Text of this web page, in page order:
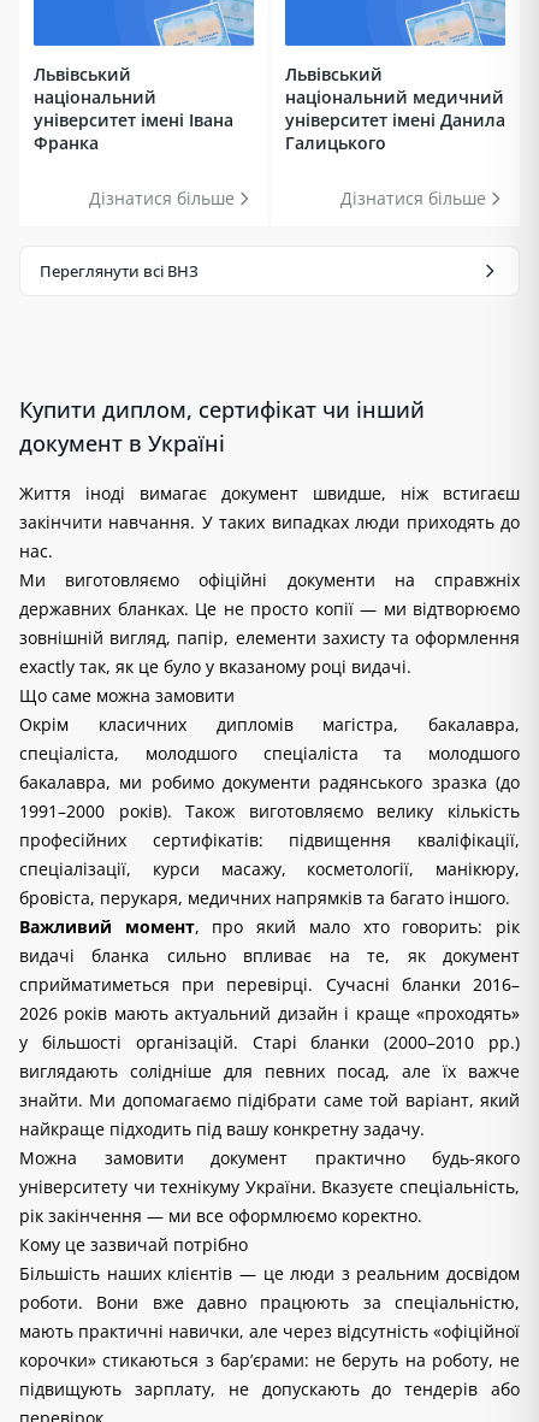
Львівський
національний
університет імені Івана
Франка
Дізнатися більше
Львівський
національний медичний
університет імені Данила
Галицького
Дізнатися більше
Переглянути всі ВНЗ
Купити диплом, сертифікат чи інший
документ в Україні
Життя іноді вимагає документ швидше, ніж встигаєш
закінчити навчання. У таких випадках люди приходять до
нас.
Ми виготовляємо офіційні документи на справжніх
державних бланках. Це не просто копії — ми відтворюємо
зовнішній вигляд, папір, елементи захисту та оформлення
exactly так, як це було у вказаному році видачі.
Що саме можна замовити
Окрім класичних дипломів магістра, бакалавра,
спеціаліста, молодшого спеціаліста та молодшого
бакалавра, ми робимо документи радянського зразка (до
1991–2000 років). Також виготовляємо велику кількість
професійних сертифікатів: підвищення кваліфікації,
спеціалізації, курси масажу, косметології, манікюру,
бровіста, перукаря, медичних напрямків та багато іншого.
Важливий момент, про який мало хто говорить: рік
видачі бланка сильно впливає на те, як документ
сприйматиметься при перевірці. Сучасні бланки 2016–
2026 років мають актуальний дизайн і краще «проходять»
у більшості організацій. Старі бланки (2000–2010 рр.)
виглядають солідніше для певних посад, але їх важче
знайти. Ми допомагаємо підібрати саме той варіант, який
найкраще підходить під вашу конкретну задачу.
Можна замовити документ практично будь-якого
університету чи технікуму України. Вказуєте спеціальність,
рік закінчення — ми все оформлюємо коректно.
Кому це зазвичай потрібно
Більшість наших клієнтів — це люди з реальним досвідом
роботи. Вони вже давно працюють за спеціальністю,
мають практичні навички, але через відсутність «офіційної
корочки» стикаються з бар’єрами: не беруть на роботу, не
підвищують зарплату, не допускають до тендерів або